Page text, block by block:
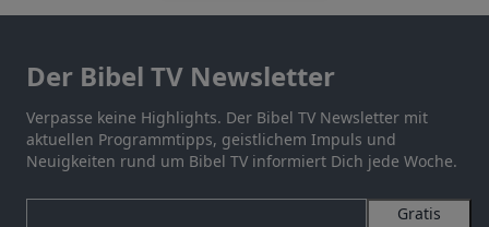
Der Bibel TV Newsletter
Verpasse keine Highlights. Der Bibel TV Newsletter mit
aktuellen Programmtipps, geistlichem Impuls und
Neuigkeiten rund um Bibel TV informiert Dich jede Woche.
Gratis